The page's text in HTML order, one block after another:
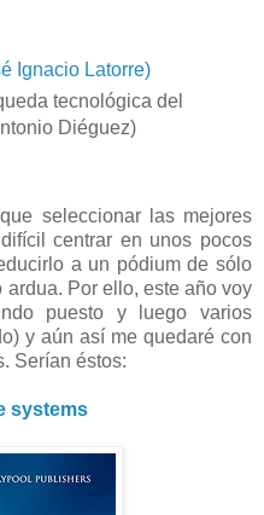
Ignacio Latorre)
tecnológica del
Diéguez)
seleccionar las mejores
centrar en unos pocos
a un pódium de sólo
Por ello, este año voy
puesto y luego varios
y aún así me quedaré con
Serían éstos:
systems